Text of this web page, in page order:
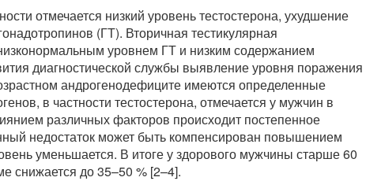
отмечается низкий уровень тестостерона, ухудшение
(ГТ). Вторичная тестикулярная
уровнем ГТ и низким содержанием
диагностической службы выявление уровня поражения
андрогенодефиците имеются определенные
в частности тестостерона, отмечается у мужчин в
различных факторов происходит постепенное
недостаток может быть компенсирован повышением
уменьшается. В итоге у здорового мужчины старше 60
снижается до 35–50 % [2–4].